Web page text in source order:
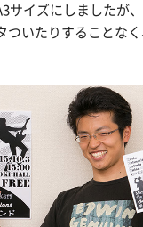
サイズにしましたが
ついたりすることな